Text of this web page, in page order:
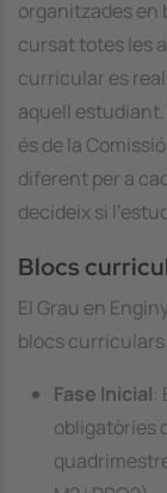
organitzades en
cursat totes les
curricular es
aquell
és de la
diferent per a
decideix si
Blocs
El Grau en
blocs curriculars:
Fase Inicial:
obligatòries